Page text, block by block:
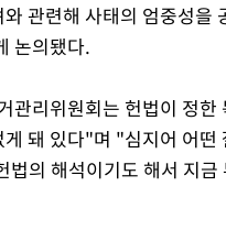
관련해 사태의 엄중성
논의됐다.
관리위원회는 헌법이 정
돼 있다"며 "심지어 어
법의 해석이기도 해서 지